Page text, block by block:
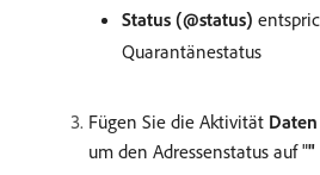
Status (@status)
Quarantänestatus
Fügen Sie die Aktivität
um den Adressenstatus auf ""